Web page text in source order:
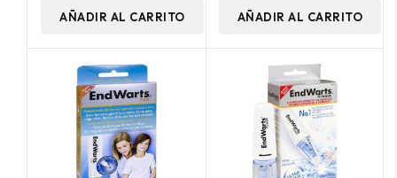
AÑADIR AL CARRITO AÑADIR AL CARRITO